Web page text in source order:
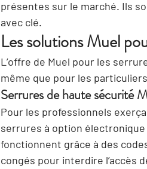
présentes sur le marché. Ils
avec clé.
Les solutions Muel
L’offre de Muel pour les
même que pour les
Serrures de haute sécurité
Pour les professionnels
serrures à option électronique
fonctionnent grâce à des
congés pour interdire l’accès